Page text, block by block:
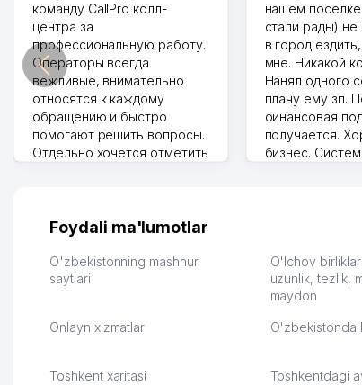
команду CallPro колл-
центра за
профессиональную работу.
Операторы всегда
вежливые, внимательно
относятся к каждому
обращению и быстро
помогают решить вопросы.
Отдельно хочется отметить
их работе значительно
обслуживания клиентов.
Рекомендую этот колл-
Vip Brand 31.07.2026 11:43:39
нашем
стали рады) не
в город
мне. Никакой
Нанял одного
плачу ему зп.
финансовая
получается.
бизнес.
тут у нас уже
Выгодное дело
спокойное.
Foydali ma'lumotlar
O'zbekistonning mashhur
saytlari
O'lchov
uzunlik, tezlik,
maydon
Onlayn xizmatlar O'zbekistonda
Toshkent xaritasi Toshkentdagi